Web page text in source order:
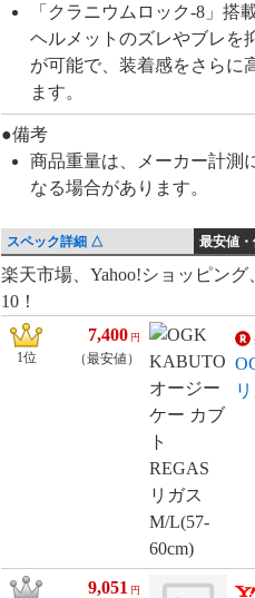
「クラニウムロック-8」搭
ヘルメットのズレやブレを
が可能で、装着感をさらに
ます。
●備考
商品重量は、メーカー計測
なる場合があります。
スペック詳細 △ 最安値
最
安
値・
価
楽天市場、Yahoo!ショッピン
10！
1位
7,400 円
（最安値）
9,051 円